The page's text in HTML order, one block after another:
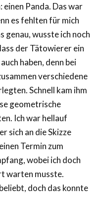
Panda. Das war
es fehlten für mich
genau, wusste ich noch
der Tätowierer ein
haben, denn bei
verschiedene
Schnell kam ihm
geometrische
Ich war hellauf
sich an die Skizze
Termin zum
wobei ich doch
warten musste.
doch das konnte